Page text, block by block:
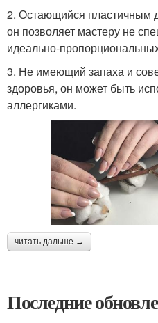
2. Остающийся пластичным
он позволяет мастеру не
идеально-
3. Не имеющий запаха и
здоровья, он может быть
аллергиками.
читать дальше →
Последние